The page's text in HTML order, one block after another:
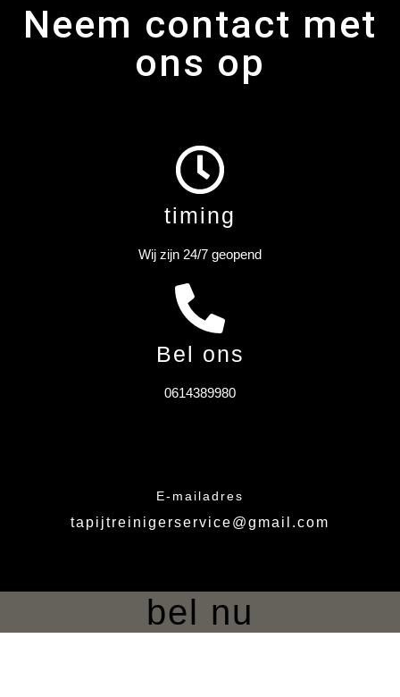
Neem contact met
ons op
timing
Wij zijn 24/7 geopend
Bel ons
0614389980
E-mailadres
tapijtreinigerservice@gmail.com
bel nu